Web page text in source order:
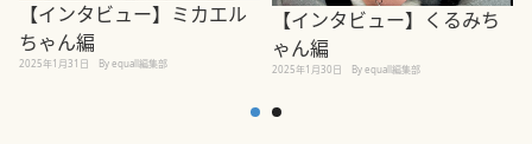
【インタビュー】ミカエル
ちゃん編
2025年1月31日 By equall編集部
【インタビュー】くるみち
ゃん編
2025年1月30日 By equall編集部